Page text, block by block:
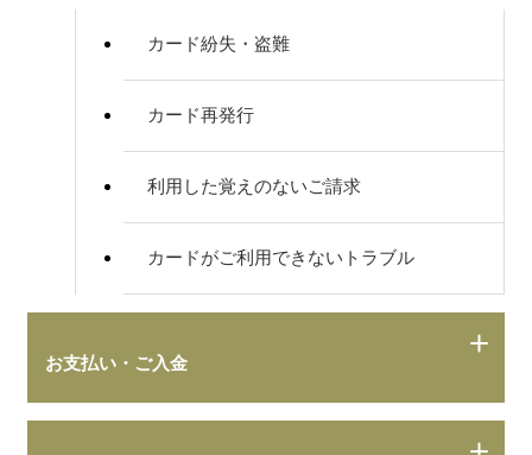
カード紛失・盗難
カード再発行
利用した覚えのないご請求
カードがご利用できないトラブル
お支払い・ご入金